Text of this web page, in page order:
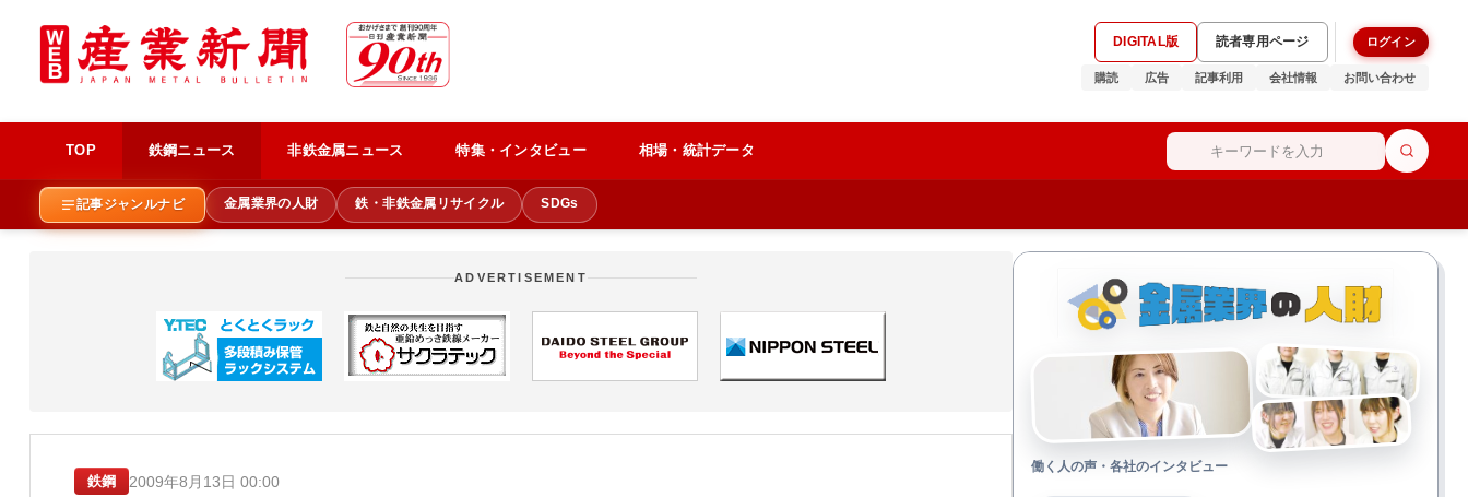
DIGITAL版 読者専用ページ ログイン
購読 広告 記事利用 会社情報 お問い合わせ
TOP 鉄鋼ニュース 非鉄金属ニュース 特集・インタビュー 相場・統計データ
記事ジャンルナビ 金属業界の人財 鉄・非鉄金属リサイクル SDGs
ADVERTISEMENT
鉄鋼 2009年8月13日 00:00
働く人の声・各社のインタビュー